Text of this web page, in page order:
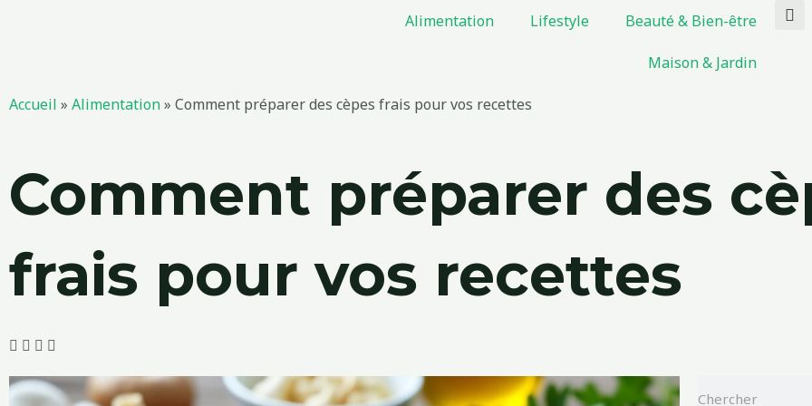
Alimentation Lifestyle Beauté & Bien-être
Maison & Jardin
Accueil » Alimentation» Comment préparer des cèpes frais pour vos recettes
Comment préparer des
frais pour vos recettes